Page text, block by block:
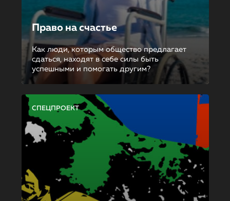
Право на счастье
Как люди, которым общество предлагает
сдаться, находят в себе силы быть
успешными и помогать другим?
СПЕЦПРОЕКТ